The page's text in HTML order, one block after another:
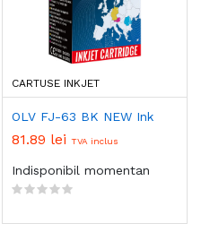
CARTUSE INKJET
OLV FJ-63 BK NEW Ink
81.89 lei TVA inclus
Indisponibil momentan